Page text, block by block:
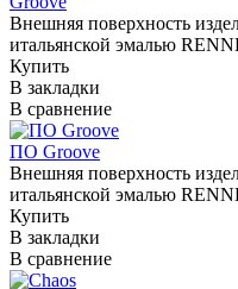
Внешняя поверхность
итальянской эмалью
Купить
В закладки
В сравнение
ПО Groove
Внешняя поверхность
итальянской эмалью
Купить
В закладки
В сравнение